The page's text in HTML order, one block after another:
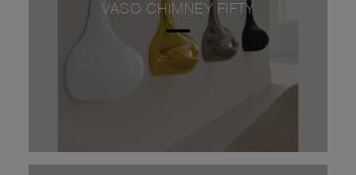
VASO CHIMNEY FIFTY